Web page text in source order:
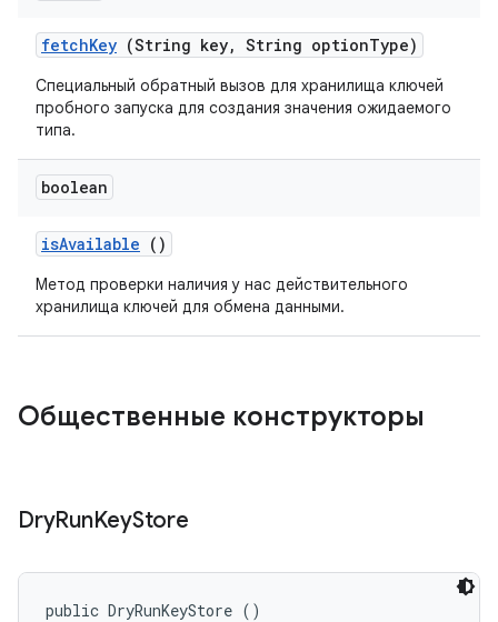
fetchKey (String key, String optionType)
Специальный обратный вызов для хранилища ключей
пробного запуска для создания значения ожидаемого
типа.
boolean
isAvailable ()
Метод проверки наличия у нас действительного
хранилища ключей для обмена данными.
Общественные конструкторы
DryRunKeyStore
public DryRunKeyStore ()